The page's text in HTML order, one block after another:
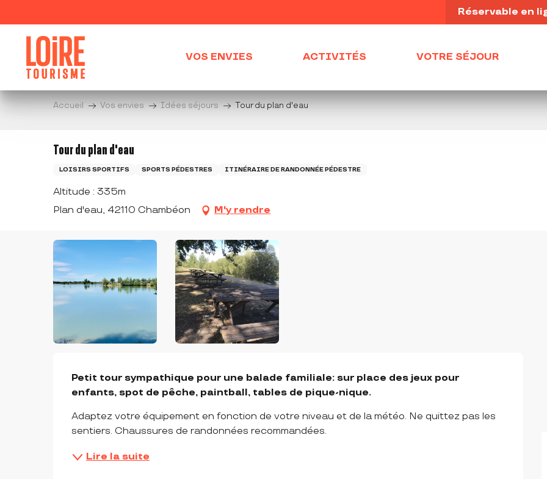
au
contenu
Réservable en
VOS ENVIES ACTIVITÉS VOTRE SÉJOUR
Accueil Vos envies Idées séjours Tour du plan d'eau
Tour du plan d'eau
LOISIRS SPORTIFS SPORTS PÉDESTRES ITINÉRAIRE DE RANDONNÉE PÉDESTRE
Altitude : 335m
Plan d'eau, 42110 Chambéon
M'y rendre
DESCRIPTION
Petit tour sympathique pour une balade familiale: sur place des jeux pour
enfants, spot de pêche, paintball, tables de pique-nique.
Adaptez votre équipement en fonction de votre niveau et de la météo. Ne quittez pas les
sentiers. Chaussures de randonnées recommandées.
Lire la suite